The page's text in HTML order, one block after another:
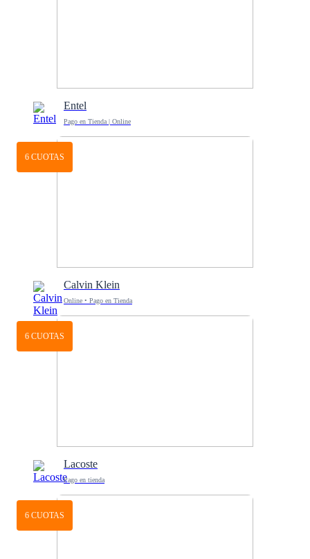
Entel
Pago en Tienda | Online
6 CUOTAS
Calvin Klein
Online • Pago en Tienda
6 CUOTAS
Lacoste
Pago en tienda
6 CUOTAS